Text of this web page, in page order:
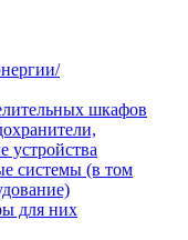
шкафов
устройства
системы (в том
для них